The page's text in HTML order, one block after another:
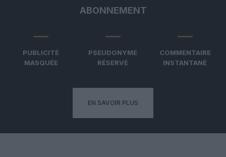
ABONNEMENT
PUBLICITÉ
MASQUÉE
PSEUDONYME
RÉSERVÉ
COMMENTAIRE
INSTANTANÉ
EN SAVOIR PLUS